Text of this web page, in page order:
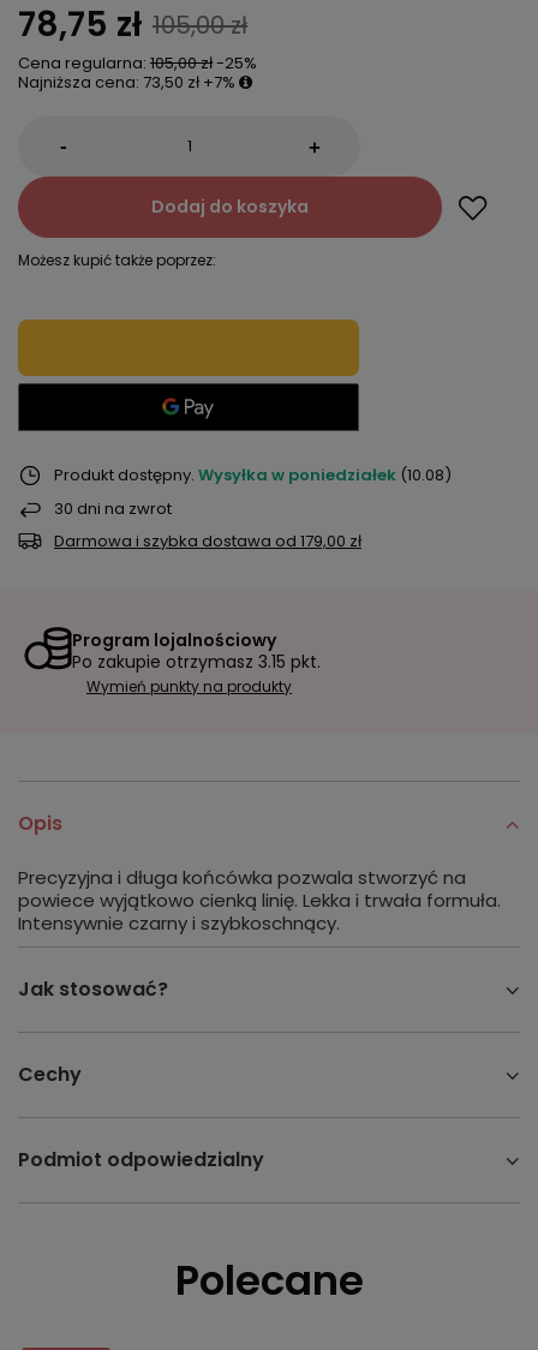
78,75 zł 105,00 zł
Cena regularna: 105,00 zł-25%
Najniższa cena: 73,50 zł +7%
- +
Dodaj do koszyka
Możesz kupić także poprzez:
Produkt dostępny Wysyłka w poniedziałek (10.08)
30 dni na zwrot
Darmowa i szybka dostawa od 179,00 zł
Program lojalnościowy
Po zakupie otrzymasz 3.15 pkt.
Wymień punkty na produkty
Opis
Precyzyjna i długa końcówka pozwala stworzyć na
powiece wyjątkowo cienką linię. Lekka i trwała formuła.
Intensywnie czarny i szybkoschnący.
Jak stosować?
Cechy
Podmiot odpowiedzialny
Polecane